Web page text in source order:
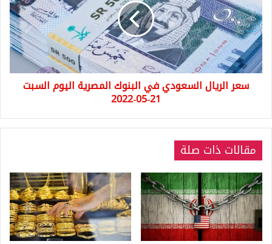
في
البنوك
المصرية
اليوم
السبت
21-
سعر الريال السعودي في البنوك المصرية اليوم السبت
21-05-2022
مقالات ذات صلة